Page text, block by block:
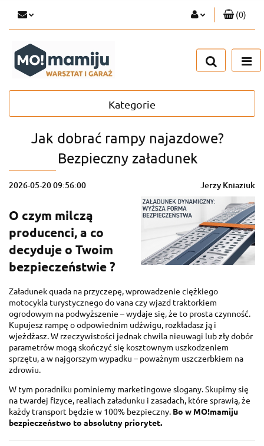
Zaloguj się
(0)
Kategorie
Jak dobrać rampy najazdowe?
Bezpieczny załadunek
2026-05-20 09:56:00 Jerzy Kniaziuk
O czym milczą
producenci, a co
decyduje o Twoim
bezpieczeństwie ?
Załadunek quada na przyczepę, wprowadzenie ciężkiego
motocykla turystycznego do vana czy wjazd traktorkiem
ogrodowym na podwyższenie – wydaje się, że to prosta czynność.
Kupujesz rampę o odpowiednim udźwigu, rozkładasz ją i
wjeżdżasz. W rzeczywistości jednak chwila nieuwagi lub zły dobór
parametrów mogą skończyć się kosztownym uszkodzeniem
sprzętu, a w najgorszym wypadku – poważnym uszczerbkiem na
zdrowiu.
W tym poradniku pominiemy marketingowe slogany. Skupimy się
na twardej fizyce, realiach załadunku i zasadach, które sprawią, że
każdy transport będzie w 100% bezpieczny. Bo w MO!mamiju
bezpieczeństwo to absolutny priorytet.